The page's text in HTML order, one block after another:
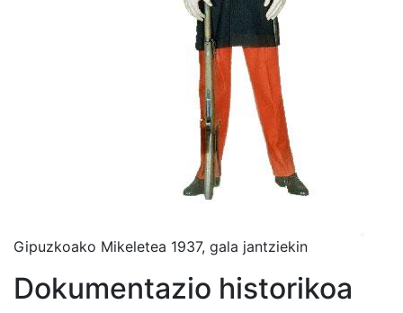
Gipuzkoako Mikeletea 1937, gala jantziekin
Dokumentazio historikoa